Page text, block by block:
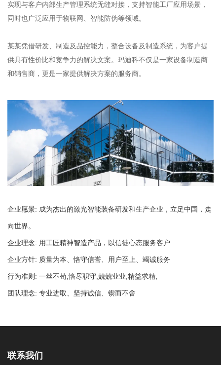
实现与客户内部生产管理系统无缝对接，支持智能工厂应用场景，
同时也广泛应用于物联网、智能防伪等领域。
某某凭借研发、制造及品控能力，整合设备及制造系统，为客户提
供具有性价比和竞争力的解决文案。玛迪科不仅是一家设备制造商
和销售商，更是一家提供解决方案的服务商。
企业愿景: 成为杰出的激光智能装备研发和生产企业，立足中国，走
向世界。
企业理念: 用工匠精神智造产品，以信徒心态服务客户
企业方针: 质量为本、恪守信誉、用户至上、竭诚服务
行为准则: 一丝不苟,恪尽职守,兢兢业业,精益求精,
团队理念: 专业进取、坚持诚信、锲而不舍
联系我们